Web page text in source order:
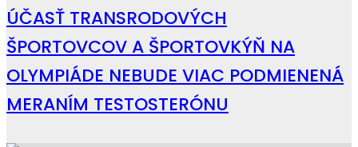
ÚČASŤ TRANSRODOVÝCH
ŠPORTOVCOV A ŠPORTOVKÝŇ NA
OLYMPIÁDE NEBUDE VIAC PODMIENENÁ
MERANÍM TESTOSTERÓNU